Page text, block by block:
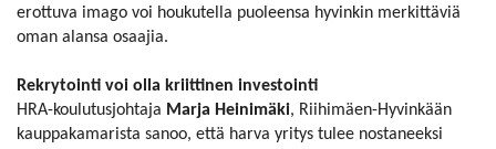
erottuva imago voi houkutella puoleensa hyvinkin merkittäviä
oman alansa osaajia.
Rekrytointi voi olla kriittinen investointi
HRA-koulutusjohtaja Marja Heinimäki, Riihimäen-Hyvinkään
kauppakamarista sanoo, että harva yritys tulee nostaneeksi